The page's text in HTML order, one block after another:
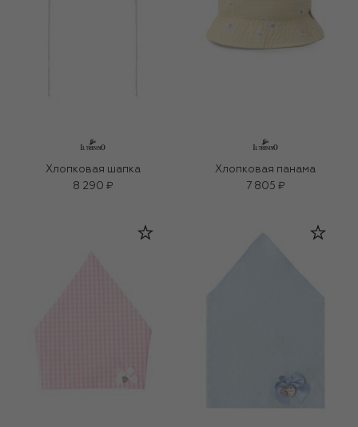
Хлопковая шапка
8 290 ₽
Хлопковая панама
7 805 ₽